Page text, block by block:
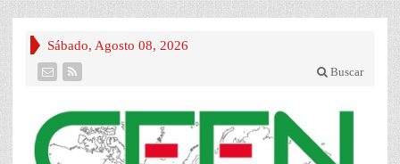
Sábado, Agosto 08, 2026
Buscar